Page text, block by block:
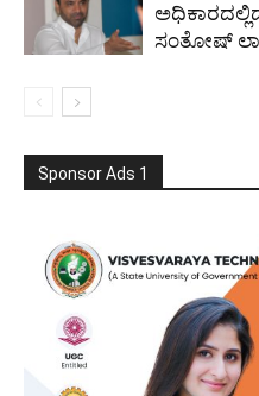
ಸಂತೋಷ್
Sponsor Ads 1